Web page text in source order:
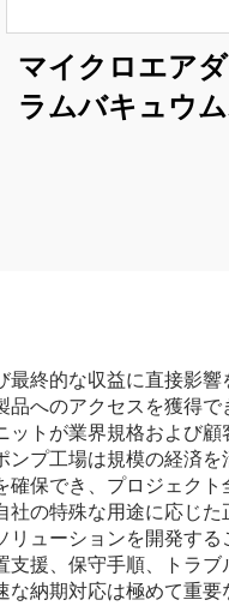
マイクロエア
ラムバキュウム
終的な収益に直接影
へのアクセスを獲得
トが業界規格および
プ工場は規模の経済
保でき、プロジェク
の特殊な用途に応じ
ューションを開発す
援、保守手順、トラ
納期対応は極めて重